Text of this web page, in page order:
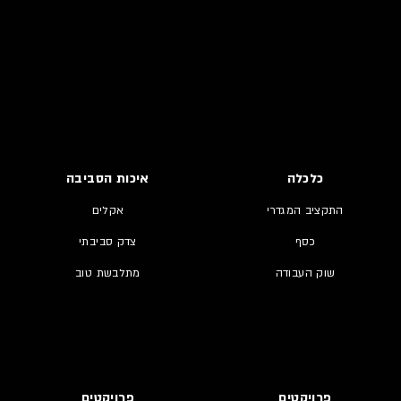
כלכלה
התקציב המגדרי
כסף
שוק העבודה
איכות הסביבה
אקלים
צדק סביבתי
מתלבשת טוב